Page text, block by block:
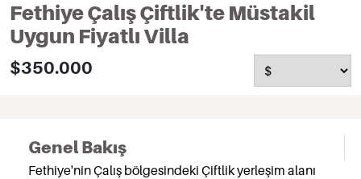
Fethiye Çalış Çiftlik'te Müstakil
Uygun Fiyatlı Villa
$350.000
Genel Bakış
Fethiye'nin Çalış bölgesindeki Çiftlik yerleşim alanı